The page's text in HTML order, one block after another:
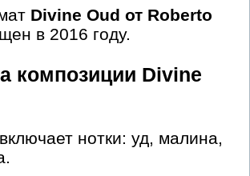
Divine Oud от Roberto
в 2016 году.
композиции Divine
нотки: уд, малина,